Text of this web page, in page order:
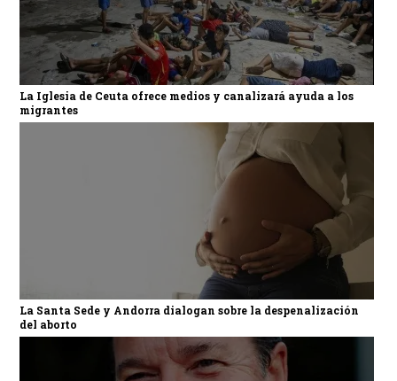
La Iglesia de Ceuta ofrece medios y canalizará ayuda a los
migrantes
La Santa Sede y Andorra dialogan sobre la despenalización
del aborto